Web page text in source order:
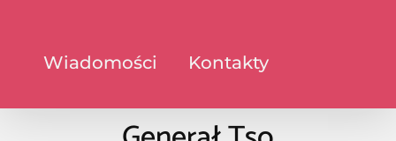
Wiadomości Kontakty